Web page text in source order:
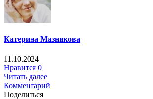
Катерина Мазникова
11.10.2024
Нравится 0
Читать далее
Комментарий
Поделиться